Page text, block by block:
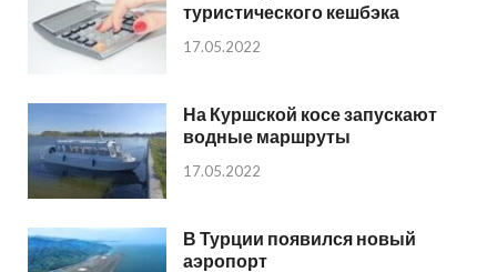
туристического кешбэка
17.05.2022
На Куршской косе запускают
водные маршруты
17.05.2022
В Турции появился новый
аэропорт